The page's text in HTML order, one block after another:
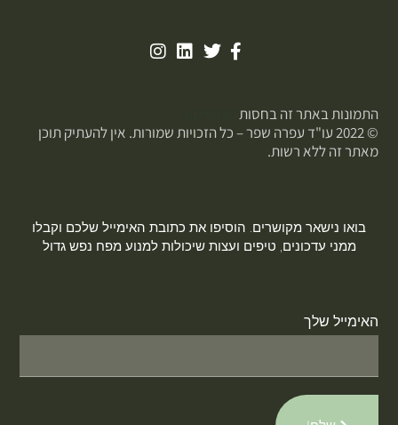
התמונות באתר זה בחסות
© 2022 עו"ד עפרה שפר – כל הזכויות שמורות. אין להעתיק תוכן
מאתר זה ללא רשות.
בואו נישאר מקושרים. הוסיפו את כתובת האימייל שלכם וקבלו
ממני עדכונים, טיפים ועצות שיכולות למנוע מפח נפש גדול
האימייל שלך